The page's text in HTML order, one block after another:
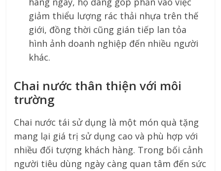
giảm thiểu lượng rác thải nhựa trên thế
giới, đồng thời cũng gián tiếp lan tỏa
hình ảnh doanh nghiệp đến nhiều người
khác.
Chai nước thân thiện với môi
trường
Chai nước tái sử dụng là một món quà tặng
mang lại giá trị sử dụng cao và phù hợp với
nhiều đối tượng khách hàng. Trong bối cảnh
người tiêu dùng ngày càng quan tâm đến sức